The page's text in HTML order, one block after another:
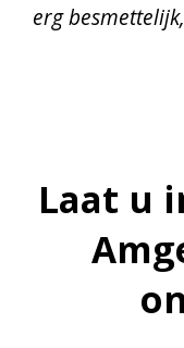
De UZ Brussel